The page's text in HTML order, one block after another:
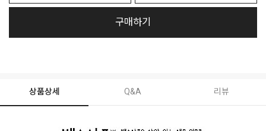
구매하기
상품상세 Q&A 리뷰